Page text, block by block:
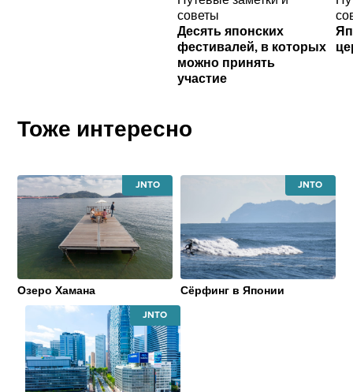
советы
Десять японских
фестивалей, в которых
можно принять
участие
Тоже интересно
Озеро Хамана
JAPAN
NATIONAL
TOURISM
ORGANIZATION
Сёрфинг в Японии
JAPAN
NATIONAL
TOURISM
JAPAN
NATIONAL
TOURISM
ORGANIZATION